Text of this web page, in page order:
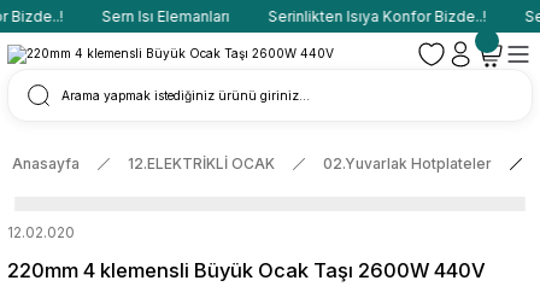
Sern Isı Elemanları Serinlikten Isıya Konfor Bizde..!
Anasayfa 12.ELEKTRİKLİ OCAK 02.Yuvarlak Hotplateler
12.02.020
220mm 4 klemensli Büyük Ocak Taşı 2600W 440V